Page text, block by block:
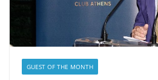
GUEST OF THE MONTH